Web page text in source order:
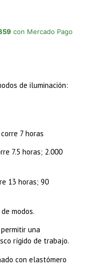
con Mercado Pago
de iluminación:
7 horas
7.5 horas; 2.000
13 horas; 90
modos.
una
rígido de trabajo.
con elastómero